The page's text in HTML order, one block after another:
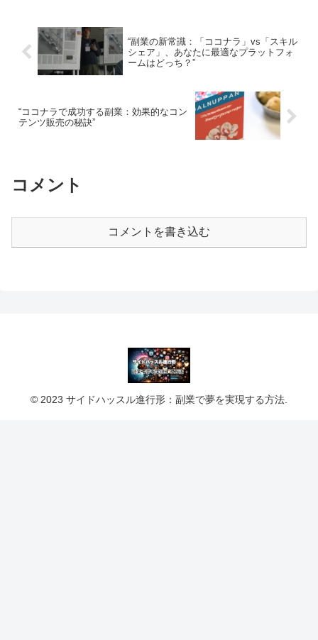
“副業の新常識：「ココナラ」vs「スキル
シェア」、あなたに最適なプラットフォ
ームはどっち？”
“ココナラで成功する副業：効果的なコン
テンツ販売の秘訣”
コメント
コメントを書き込む
© 2023 サイドハッスル進行形：副業で夢を実現する方法.